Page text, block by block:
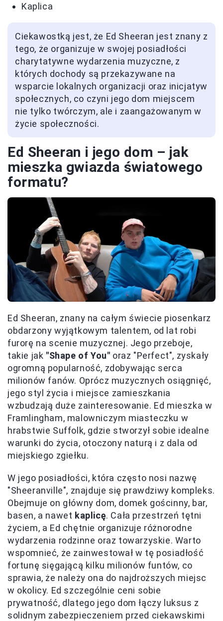
Kaplica
Ciekawostką jest, że Ed Sheeran jest znany z
tego, że organizuje w swojej posiadłości
charytatywne wydarzenia muzyczne, z
których dochody są przekazywane na
wsparcie lokalnych organizacji oraz inicjatyw
społecznych, co czyni jego dom miejscem
nie tylko twórczym, ale i zaangażowanym w
życie społeczności.
Ed Sheeran i jego dom – jak
mieszka gwiazda światowego
formatu?
Ed Sheeran, znany na całym świecie piosenkarz
obdarzony wyjątkowym talentem, od lat robi
furorę na scenie muzycznej. Jego przeboje,
takie jak "Shape of You" oraz "Perfect", zyskały
ogromną popularność, zdobywając serca
milionów fanów. Oprócz muzycznych osiągnięć,
jego styl życia i miejsce zamieszkania
wzbudzają duże zainteresowanie. Ed mieszka w
Framlingham, malowniczym miasteczku w
hrabstwie Suffolk, gdzie stworzył sobie idealne
warunki do życia, otoczony naturą i z dala od
miejskiego zgiełku.
W jego posiadłości, która często nosi nazwę
"Sheeranville", znajduje się prawdziwy kompleks.
Obejmuje on główny dom, domek gościnny, bar,
basen, a nawet kaplicę. Cała przestrzeń tętni
życiem, a Ed chętnie organizuje różnorodne
wydarzenia rodzinne oraz towarzyskie. Warto
wspomnieć, że zainwestował w tę posiadłość
fortunę sięgającą kilku milionów funtów, co
sprawia, że należy ona do najdroższych miejsc
w okolicy. Ed szczególnie ceni sobie
prywatność, dlatego jego dom łączy luksus z
solidnym zabezpieczeniem przed ciekawskimi